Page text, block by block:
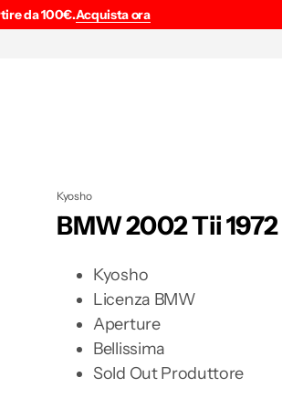
da 100€.Acquista ora
Kyosho
BMW 2002 Tii 1972
Kyosho
Licenza BMW
Aperture
Bellissima
Sold Out Produttore